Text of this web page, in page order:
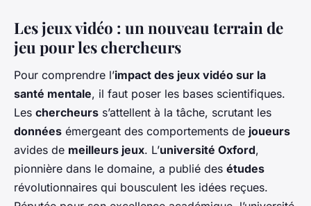
Les jeux vidéo : un nouveau terrain de
jeu pour les chercheurs
Pour comprendre l’impact des jeux vidéo sur la
santé mentale, il faut poser les bases scientifiques.
Les chercheurs s’attellent à la tâche, scrutant les
données émergeant des comportements de joueurs
avides de meilleurs jeux. L’université Oxford,
pionnière dans le domaine, a publié des études
révolutionnaires qui bousculent les idées reçues.